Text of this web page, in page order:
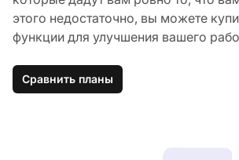
этого недостаточно, вы можете
функции для улучшения вашего
Сравнить планы